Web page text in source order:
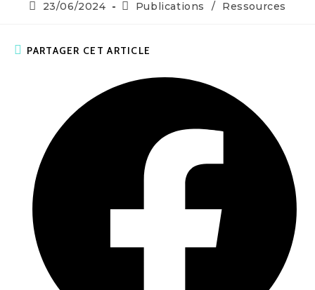
23/06/2024 Publications / Ressources
PARTAGER CET ARTICLE